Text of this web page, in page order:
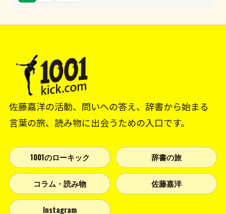
佐藤嘉洋の活動、問いへの答え、辞書から始まる
言葉の旅、読み物に出会うための入口です。
1001のローキック 辞書の旅
コラム・読み物 佐藤嘉洋
Instagram